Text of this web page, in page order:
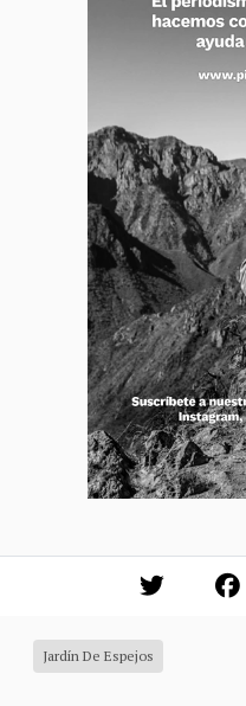
Jardín De Espejos